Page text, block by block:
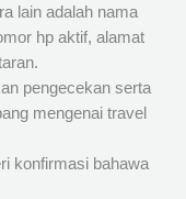
lain adalah nama
hp aktif, alamat
pengecekan serta
mengenai travel
konfirmasi bahawa